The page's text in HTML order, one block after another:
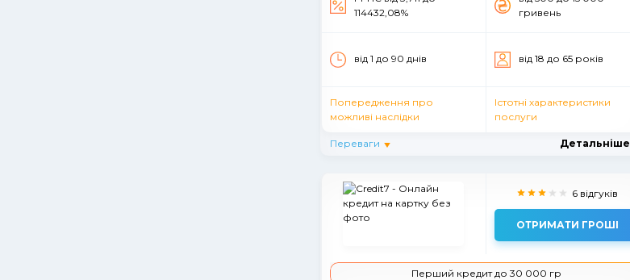
114432,08%
гривень
від 1 до 90 днiв вiд 18 до 65 рокiв
Попередження про
можливі наслідки
Істотні характеристики
послуги
Переваги Детальніше
6 відгуків
ОТРИМАТИ ГРОШІ
Перший кредит до 30 000 гр